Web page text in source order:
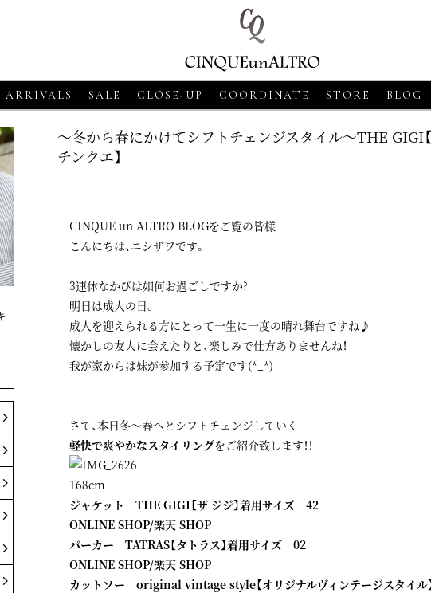
ARRIVALS SALE CLOSE-UP COORDINATE STORE BLOG
～冬から春にかけてシフトチェンジスタイル～THE GIGI
チンクエ】
CINQUE un ALTRO BLOGをご覧の皆様
こんにちは、ニシザワです。
3連休なかびは如何お過ごしですか?
明日は成人の日。
成人を迎えられる方にとって一生に一度の晴れ舞台ですね♪
懐かしの友人に会えたりと、楽しみで仕方ありませんね！
我が家からは妹が参加する予定です(*_*)
さて、本日冬～春へとシフトチェンジしていく
軽快で爽やかなスタイリングをご紹介致します！！
168cm
ジャケット THE GIGI【ザ ジジ】着用サイズ 42
ONLINE SHOP/楽天 SHOP
パーカー TATRAS【タトラス】着用サイズ 02
ONLINE SHOP/楽天 SHOP
カットソー original vintage style【オリジナルヴィンテージスタイル
2026・06・18 CLOSE-UP
GRAN SASSO【グランサッソ】
ニットシャツ ベージュ
2026・06・18 CLOSE-UP
ッパーニットポロ ホワイト
ニットシャツ アプ